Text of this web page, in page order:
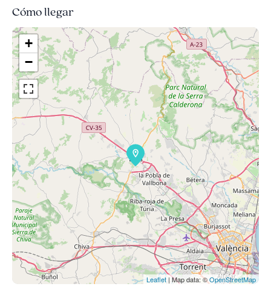
Cómo llegar
+
−
Leaflet | Map data: ©OpenStreetMap